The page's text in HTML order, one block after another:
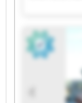
Trading GmbH
GmbH
Trading GmbH
Bittermann
GmbH
Trading GmbH
Bittermann
GmbH
Trading GmbH